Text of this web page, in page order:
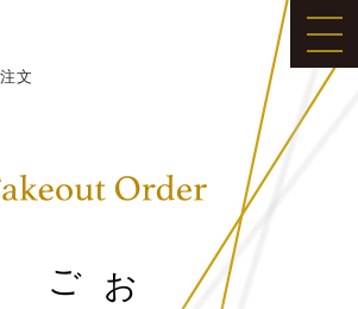
文
お弁当
ご注文